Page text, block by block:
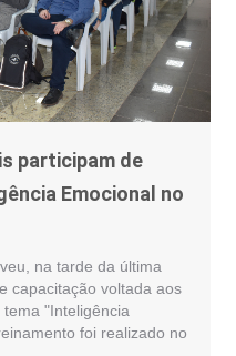
participam de
Emocional no
na tarde da última
capacitação voltada aos
"Inteligência
foi realizado no